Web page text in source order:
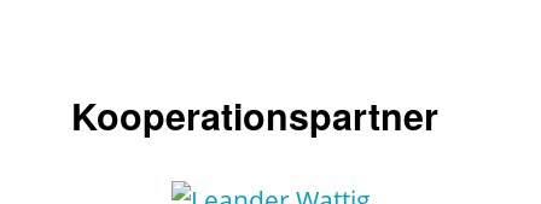
Kooperationspartner